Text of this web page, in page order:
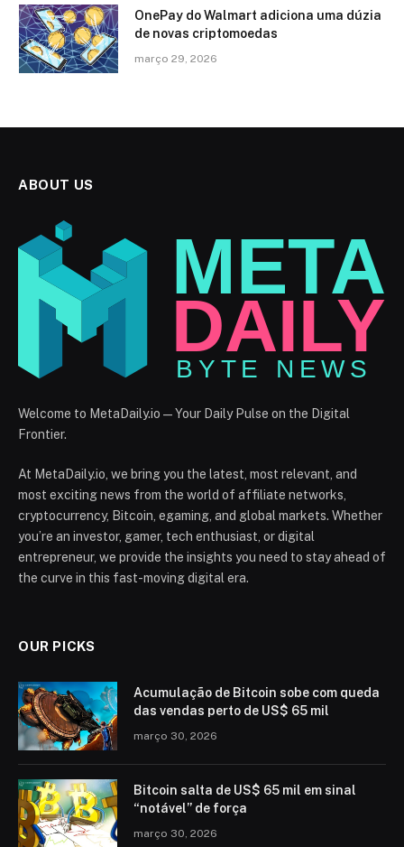
OnePay do Walmart adiciona uma dúzia
de novas criptomoedas
março 29, 2026
ABOUT US
Welcome to MetaDaily.io — Your Daily Pulse on the Digital
Frontier.
At MetaDaily.io, we bring you the latest, most relevant, and
most exciting news from the world of affiliate networks,
cryptocurrency, Bitcoin, egaming, and global markets. Whether
you’re an investor, gamer, tech enthusiast, or digital
entrepreneur, we provide the insights you need to stay ahead of
the curve in this fast-moving digital era.
OUR PICKS
Acumulação de Bitcoin sobe com queda
das vendas perto de US$ 65 mil
março 30, 2026
Bitcoin salta de US$ 65 mil em sinal
“notável” de força
março 30, 2026